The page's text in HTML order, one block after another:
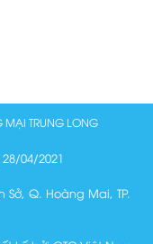
MẠI TRUNG LONG
04/2021
Sở, Q. Hoàng Mai, TP.